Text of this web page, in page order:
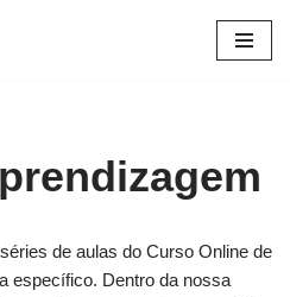
de aulas do Curso Online de
específico. Dentro da nossa